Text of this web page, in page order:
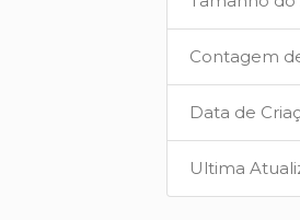
Contagem
Data de
Ultima